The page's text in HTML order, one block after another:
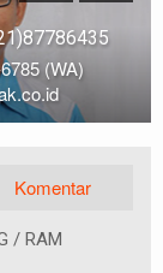
(WA)
Komentar
/ RAM